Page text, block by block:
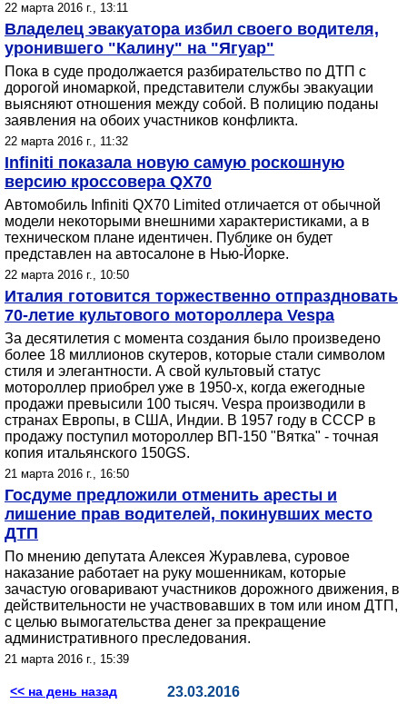
22 марта 2016 г., 13:11
Владелец эвакуатора избил своего водителя,
уронившего "Калину" на "Ягуар"
Пока в суде продолжается разбирательство по ДТП с
дорогой иномаркой, представители службы эвакуации
выясняют отношения между собой. В полицию поданы
заявления на обоих участников конфликта.
22 марта 2016 г., 11:32
Infiniti показала новую самую роскошную
версию кроссовера QX70
Автомобиль Infiniti QX70 Limited отличается от обычной
модели некоторыми внешними характеристиками, а в
техническом плане идентичен. Публике он будет
представлен на автосалоне в Нью-Йорке.
22 марта 2016 г., 10:50
Италия готовится торжественно отпраздновать
70-летие культового мотороллера Vespa
За десятилетия с момента создания было произведено
более 18 миллионов скутеров, которые стали символом
стиля и элегантности. А свой культовый статус
мотороллер приобрел уже в 1950-х, когда ежегодные
продажи превысили 100 тысяч. Vespa производили в
странах Европы, в США, Индии. В 1957 году в СССР в
продажу поступил мотороллер ВП-150 "Вятка" - точная
копия итальянского 150GS.
21 марта 2016 г., 16:50
Госдуме предложили отменить аресты и
лишение прав водителей, покинувших место
ДТП
По мнению депутата Алексея Журавлева, суровое
наказание работает на руку мошенникам, которые
зачастую оговаривают участников дорожного движения, в
действительности не участвовавших в том или ином ДТП,
с целью вымогательства денег за прекращение
административного преследования.
21 марта 2016 г., 15:39
<< на день назад 23.03.2016